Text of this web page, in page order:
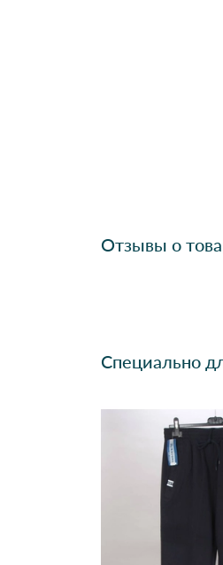
Отзывы о
Специально